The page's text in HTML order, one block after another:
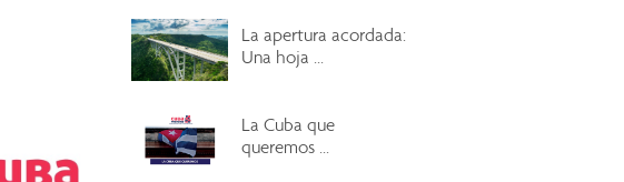
La apertura acordada:
Una hoja ...
La Cuba que
queremos ...